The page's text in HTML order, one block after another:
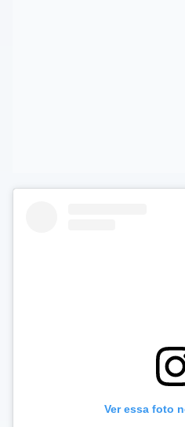
Ver essa foto